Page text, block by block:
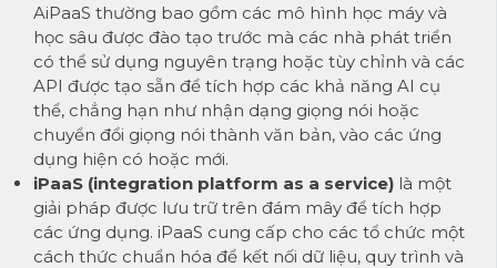
AiPaaS thường bao gồm các mô hình học máy và
học sâu được đào tạo trước mà các nhà phát triển
có thể sử dụng nguyên trạng hoặc tùy chỉnh và các
API được tạo sẵn để tích hợp các khả năng AI cụ
thể, chẳng hạn như nhận dạng giọng nói hoặc
chuyển đổi giọng nói thành văn bản, vào các ứng
dụng hiện có hoặc mới.
iPaaS (integration platform as a service) là một
giải pháp được lưu trữ trên đám mây để tích hợp
các ứng dụng. iPaaS cung cấp cho các tổ chức một
cách thức chuẩn hóa để kết nối dữ liệu, quy trình và